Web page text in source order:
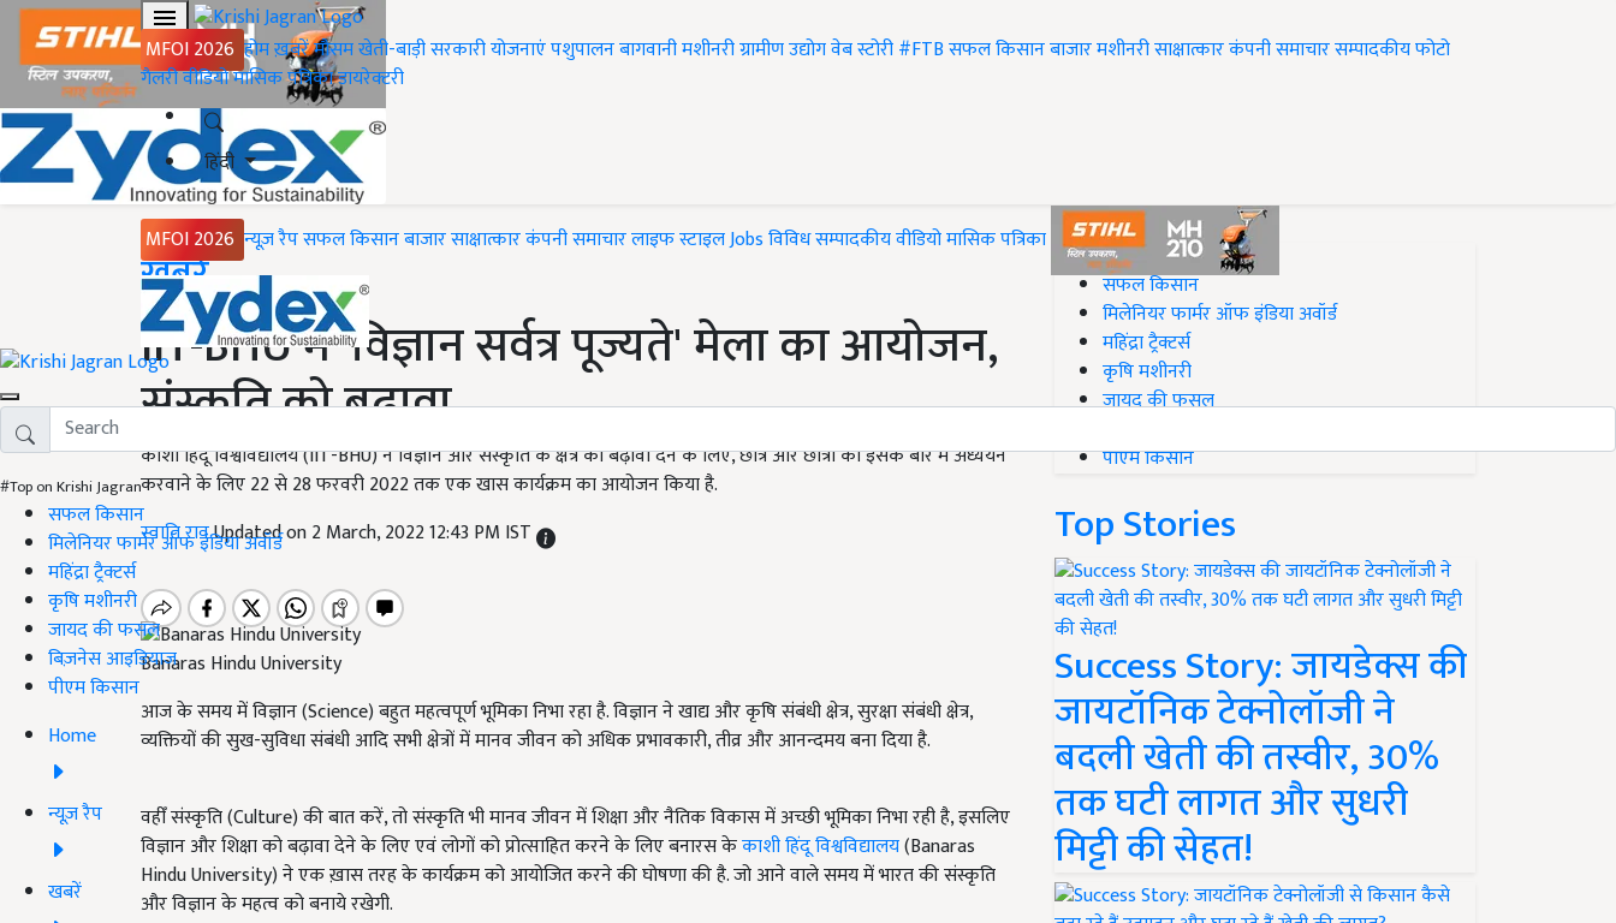
MFOI 2026 होमख़बरेंमौसमखेती-बाड़ीसरकारी योजनाएंपशुपालनबागवानीमशीनरीग्रामीण उद्योगवेब स्टोरी#FTBसफल किसानबाजारमशीनरीसाक्षात्कारकंपनी समाचारसम्पादकीयफोटो
गैलरीवीडियोमासिक पत्रिकाडायरेक्टरी
हिंदी
MFOI 2026 न्यूज़ रैपसफल किसानबाजारसाक्षात्कारकंपनी समाचारलाइफ स्टाइलJobsविविधसम्पादकीयवीडियोमासिक पत्रिका
#Top on Krishi Jagran
सफल किसान
मिलेनियर फार्मर ऑफ इंडिया अवॉर्ड
महिंद्रा ट्रैक्टर्स
कृषि मशीनरी
जायद की फसल
बिज़नेस आइडियाज
पीएम किसान
Home
न्यूज़ रैप
खबरें
Home
ख़बरें
IIT-BHU में 'विज्ञान सर्वत्र पूज्यते' मेला का आयोजन,
संस्कृति को बढ़ावा
काशी हिंदू विश्वविद्यालय (IIT-BHU) ने विज्ञान और संस्कृति के क्षेत्र को बढ़ावा देने के लिए, छात्र और छात्रों को इसके बारे में अध्ययन
करवाने के लिए 22 से 28 फरवरी 2022 तक एक खास कार्यक्रम का आयोजन किया है.
स्वाति रावUpdated on 2 March, 2022 12:43 PM IST
Banaras Hindu University
आज के समय में विज्ञान (Science) बहुत महत्वपूर्ण भूमिका निभा रहा है. विज्ञान ने खाद्य और कृषि संबंधी क्षेत्र, सुरक्षा संबंधी क्षेत्र,
व्यक्तियों की सुख-सुविधा संबंधी आदि सभी क्षेत्रों में मानव जीवन को अधिक प्रभावकारी, तीव्र और आनन्दमय बना दिया है.
वहीँ संस्कृति (Culture) की बात करें, तो संस्कृति भी मानव जीवन में शिक्षा और नैतिक विकास में अच्छी भूमिका निभा रही है, इसलिए
विज्ञान और शिक्षा को बढ़ावा देने के लिए एवं लोगों को प्रोत्साहित करने के लिए बनारस केकाशी हिंदू विश्वविद्यालय(Banaras
Hindu University) ने एक ख़ास तरह के कार्यक्रम को आयोजित करने की घोषणा की है. जो आने वाले समय में भारत की संस्कृति
और विज्ञान के महत्व को बनाये रखेगी.
#Top on Krishi Jagran
सफल किसान
मिलेनियर फार्मर ऑफ इंडिया अवॉर्ड
महिंद्रा ट्रैक्टर्स
कृषि मशीनरी
जायद की फसल
पीएम किसान
Top Stories
Success Story: जायडेक्स की
जायटॉनिक टेक्नोलॉजी ने
बदली खेती की तस्वीर, 30%
तक घटी लागत और सुधरी
मिट्टी की सेहत!